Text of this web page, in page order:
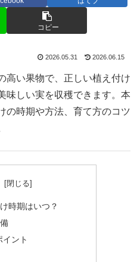
コピー
2026.05.31 2026.06.15
高い果物で、正しい植え付け
味しい実を収穫できます。本
の時期や方法、育て方のコツ
時期はいつ？
ント